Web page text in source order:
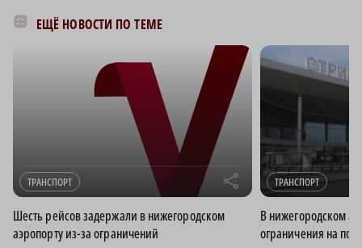
ЕЩЁ НОВОСТИ ПО ТЕМЕ
ТРАНСПОРТ r
Шесть рейсов задержали в нижегородском
аэропорту из-за ограничений
ТРАНСПОРТ
В нижегородском
ограничения на